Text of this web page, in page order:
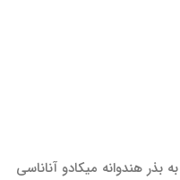
بذر هندوانه میکادو آناناسی